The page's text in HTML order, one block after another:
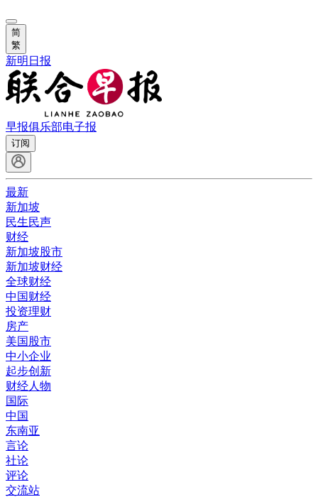
简
繁
新明日报
早报俱乐部电子报
订阅
最新
新加坡
民生民声
财经
新加坡股市
新加坡财经
全球财经
中国财经
投资理财
房产
美国股市
中小企业
起步创新
财经人物
国际
中国
东南亚
言论
社论
评论
交流站